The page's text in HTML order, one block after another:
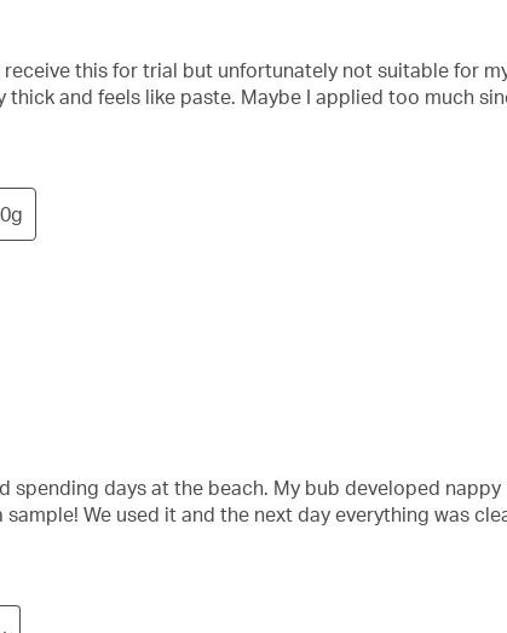
this for trial but unfortunately not suitable for
and feels like paste. Maybe I applied too much
spending days at the beach. My bub developed
We used it and the next day everything was